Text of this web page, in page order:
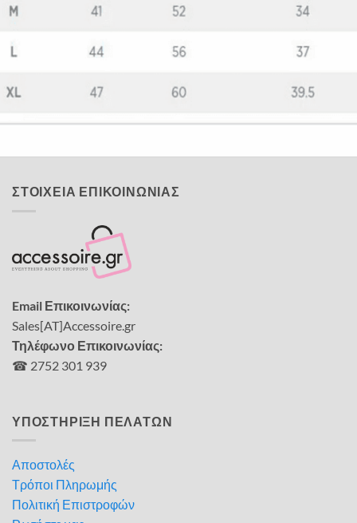
ΠΑΙΔΙΚΑ TSHIRT
Παιδική μπλούζα GameKid
12,00€
ΣΤΟΙΧΕΙΑ ΕΠΙΚΟΙΝΩΝΙΑΣ
Email Επικοινωνίας:
Sales[AT]Accessoire.gr
Τηλέφωνο Επικοινωνίας:
☎ 2752 301 939
ΥΠΟΣΤΗΡΙΞΗ ΠΕΛΑΤΩΝ
Αποστολές
Τρόποι Πληρωμής
Πολιτική Επιστροφών